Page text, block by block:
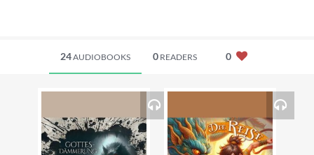
24AUDIOBOOKS 0READERS 0